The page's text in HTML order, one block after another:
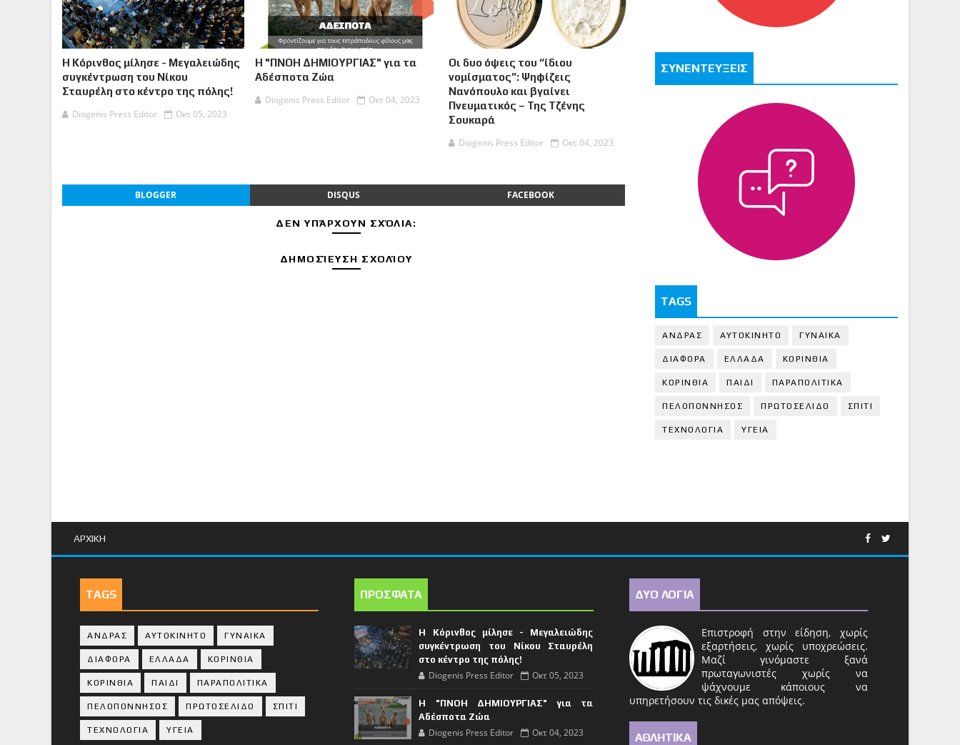
Η Κόρινθος μίλησε - Μεγαλειώδης
συγκέντρωση του Νίκου
Σταυρέλη στο κέντρο της πόλης!
Diogenis Press Editor
Οκτ 05, 2023
Η "ΠΝΟΗ ΔΗΜΙΟΥΡΓΙΑΣ" για τα
Αδέσποτα Ζώα
Diogenis Press Editor
Οκτ 04, 2023
Οι δυο όψεις του “ίδιου
νομίσματος”: Ψηφίζεις
Νανόπουλο και βγαίνει
Πνευματικός – Της Τζένης
Σουκαρά
Diogenis Press Editor
Οκτ 04, 2023
BLOGGER DISQUS FACEBOOK
ΔΕΝ ΥΠΆΡΧΟΥΝ ΣΧΌΛΙΑ:
ΔΗΜΟΣΊΕΥΣΗ ΣΧΟΛΊΟΥ
ΣΥΝΕΝΤΕΥΞΕΙΣ
TAGS
ΑΝΔΡΑΣ ΑΥΤΟΚΙΝΗΤΟ ΓΥΝΑΙΚΑ
ΔΙΑΦΟΡΑ ΕΛΛΑΔΑ ΚΟΡΙΝΘΙΑ
ΚΟΡΙΝΘΙA ΠΑΙΔΙ ΠΑΡΑΠΟΛΙΤΙΚΑ
ΠΕΛΟΠΟΝΝΗΣΟΣ ΠΡΩΤΟΣΕΛΙΔΟ ΣΠΙΤΙ
ΤΕΧΝΟΛΟΓΙΑ ΥΓΕΙΑ
ΑΡΧΙΚΗ
TAGS
ΑΝΔΡΑΣ ΑΥΤΟΚΙΝΗΤΟ ΓΥΝΑΙΚΑ
ΔΙΑΦΟΡΑ ΕΛΛΑΔΑ ΚΟΡΙΝΘΙΑ
ΚΟΡΙΝΘΙA ΠΑΙΔΙ ΠΑΡΑΠΟΛΙΤΙΚΑ
ΠΕΛΟΠΟΝΝΗΣΟΣ ΠΡΩΤΟΣΕΛΙΔΟ ΣΠΙΤΙ
ΤΕΧΝΟΛΟΓΙΑ ΥΓΕΙΑ
ΠΡΟΣΦΑΤΑ
Η Κόρινθος μίλησε - Μεγαλειώδης
συγκέντρωση του Νίκου Σταυρέλη
στο κέντρο της πόλης!
Diogenis Press Editor Οκτ 05, 2023
Η "ΠΝΟΗ ΔΗΜΙΟΥΡΓΙΑΣ" για τα
Αδέσποτα Ζώα
Diogenis Press Editor Οκτ 04, 2023
ΔΥΟ ΛΟΓΙΑ
Επιστροφή στην είδηση, χωρίς
εξαρτήσεις, χωρίς υποχρεώσεις.
Μαζί γινόμαστε ξανά
πρωταγωνιστές χωρίς να
ψάχνουμε κάποιους να
υπηρετήσουν τις δικές μας απόψεις.
ΑΘΛΗΤΙΚΑ